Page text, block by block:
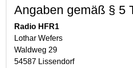
Angaben gemäß § 5
Radio HFR1
Lothar Wefers
Waldweg 29
54587 Lissendorf